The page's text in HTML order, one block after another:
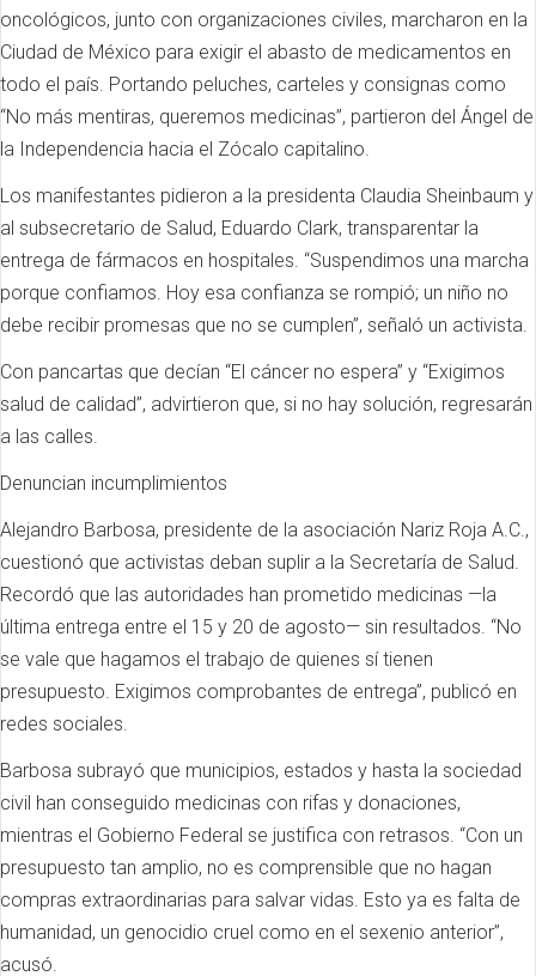
oncológicos, junto con organizaciones civiles, marcharon en la
Ciudad de México para exigir el abasto de medicamentos en
todo el país. Portando peluches, carteles y consignas como
“No más mentiras, queremos medicinas”, partieron del Ángel de
la Independencia hacia el Zócalo capitalino.
Los manifestantes pidieron a la presidenta Claudia Sheinbaum y
al subsecretario de Salud, Eduardo Clark, transparentar la
entrega de fármacos en hospitales. “Suspendimos una marcha
porque confiamos. Hoy esa confianza se rompió; un niño no
debe recibir promesas que no se cumplen”, señaló un activista.
Con pancartas que decían “El cáncer no espera” y “Exigimos
salud de calidad”, advirtieron que, si no hay solución, regresarán
a las calles.
Denuncian incumplimientos
Alejandro Barbosa, presidente de la asociación Nariz Roja A.C.,
cuestionó que activistas deban suplir a la Secretaría de Salud.
Recordó que las autoridades han prometido medicinas —la
última entrega entre el 15 y 20 de agosto— sin resultados. “No
se vale que hagamos el trabajo de quienes sí tienen
presupuesto. Exigimos comprobantes de entrega”, publicó en
redes sociales.
Barbosa subrayó que municipios, estados y hasta la sociedad
civil han conseguido medicinas con rifas y donaciones,
mientras el Gobierno Federal se justifica con retrasos. “Con un
presupuesto tan amplio, no es comprensible que no hagan
compras extraordinarias para salvar vidas. Esto ya es falta de
humanidad, un genocidio cruel como en el sexenio anterior”,
acusó.